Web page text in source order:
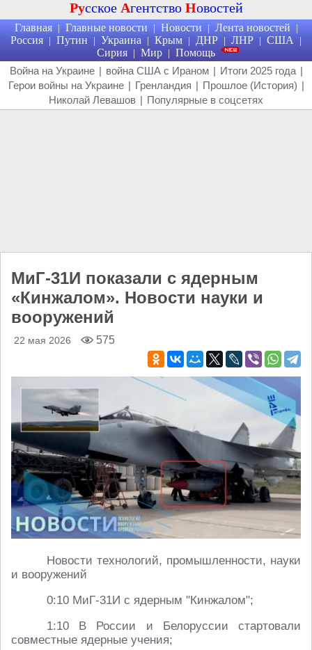
Русское Агентство Новостей
Главная | Главные новости | Новости | Лента новостей |
Россия | Путин | Украина | Крым | ДНР | ЛНР | США |
Сирия | Мир | Помощь
Война на Украине | война США с Ираном | Итоги 2025 года |
Герои войны на Украине | Гренландия | Прошлое (История) |
Николай Левашов | Популярные в соцсетях
МиГ-31И показали с ядерным
«Кинжалом». Новости науки и
вооружений
22 мая 2026 575
Новости технологий, промышленности, науки
и вооружений
0:10 МиГ-31И с ядерным "Кинжалом";
1:10 В России и Белоруссии стартовали
совместные ядерные учения;